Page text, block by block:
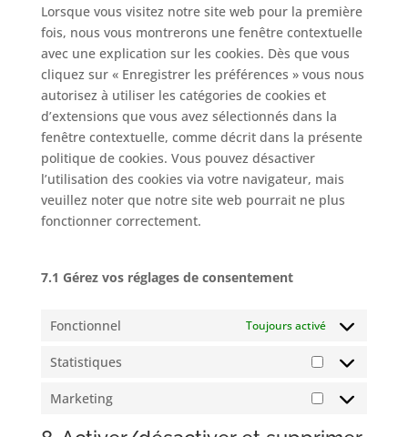
Lorsque vous visitez notre site web pour la première
fois, nous vous montrerons une fenêtre contextuelle
avec une explication sur les cookies. Dès que vous
cliquez sur « Enregistrer les préférences » vous nous
autorisez à utiliser les catégories de cookies et
d’extensions que vous avez sélectionnés dans la
fenêtre contextuelle, comme décrit dans la présente
politique de cookies. Vous pouvez désactiver
l’utilisation des cookies via votre navigateur, mais
veuillez noter que notre site web pourrait ne plus
fonctionner correctement.
7.1 Gérez vos réglages de consentement
Fonctionnel Toujours activé
Statistiques
Statistiques
Marketing
Marketing